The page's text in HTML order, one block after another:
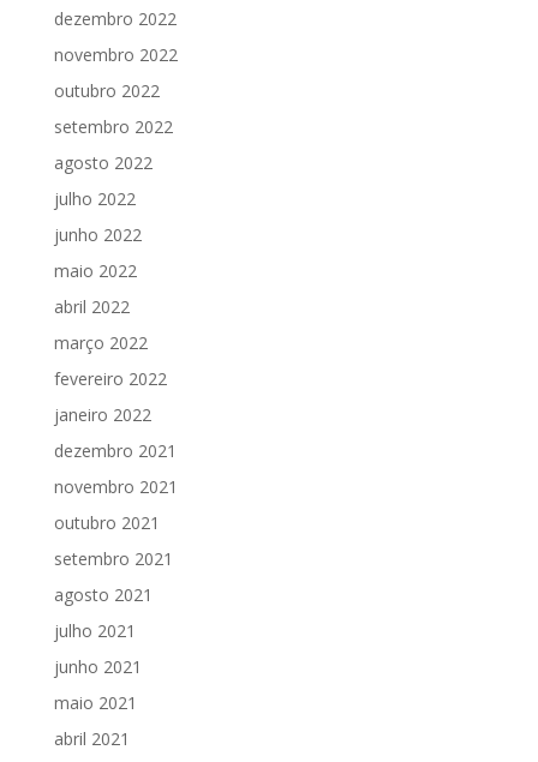
dezembro 2022
novembro 2022
outubro 2022
setembro 2022
agosto 2022
julho 2022
junho 2022
maio 2022
abril 2022
março 2022
fevereiro 2022
janeiro 2022
dezembro 2021
novembro 2021
outubro 2021
setembro 2021
agosto 2021
julho 2021
junho 2021
maio 2021
abril 2021